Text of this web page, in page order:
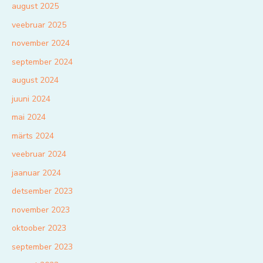
august 2025
veebruar 2025
november 2024
september 2024
august 2024
juuni 2024
mai 2024
märts 2024
veebruar 2024
jaanuar 2024
detsember 2023
november 2023
oktoober 2023
september 2023